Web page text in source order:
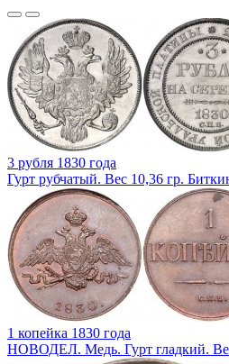
3 рубля 1830 года
Гурт рубчатый. Вес 10,36 гр.
1 копейка 1830 года
НОВОДЕЛ. Медь. Гурт гладкий.